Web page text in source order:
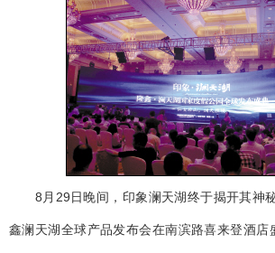
8月29日晚间，印象澜天湖终于揭开其神
鑫澜天湖全球产品发布会在南滨路喜来登酒店